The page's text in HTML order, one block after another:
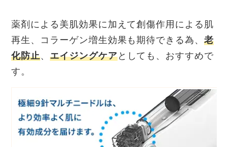
薬剤による美肌効果に加えて創傷作用による肌
再生、コラーゲン増生効果も期待できる為、 老
化防止、エイジングケアとしても、おすすめで
す。